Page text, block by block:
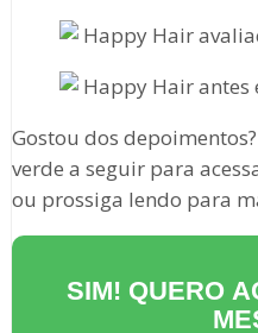
Gostou dos
verde a seguir para
ou prossiga lendo para
SIM! QUERO